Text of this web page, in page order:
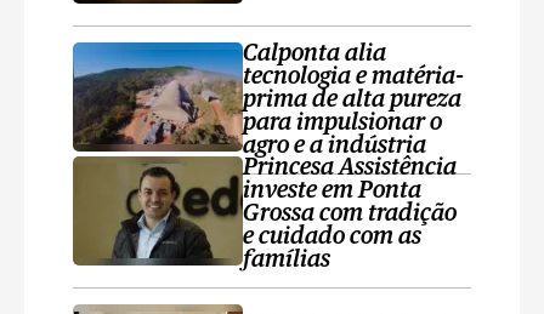
Calponta alia
tecnologia e matéria-
prima de alta pureza
para impulsionar o
agro e a indústria
Princesa Assistência
investe em Ponta
Grossa com tradição
e cuidado com as
famílias